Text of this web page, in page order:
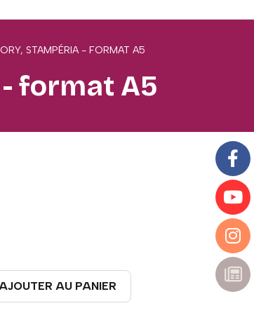
STAMPÉRIA - FORMAT A5
format A5
AU PANIER